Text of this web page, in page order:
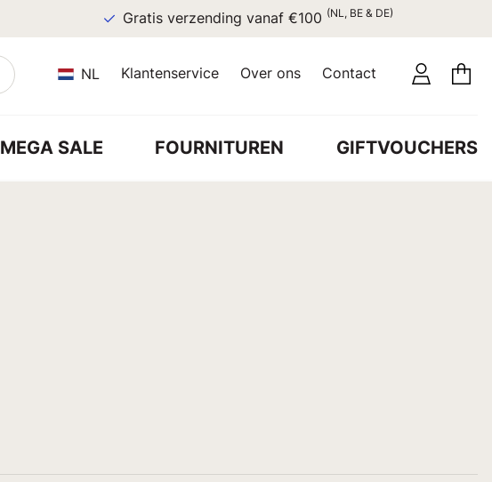
Gratis verzending vanaf €100 (NL, BE & DE)
NL Klantenservice Over ons Contact
MEGA SALE FOURNITUREN GIFTVOUCHERS